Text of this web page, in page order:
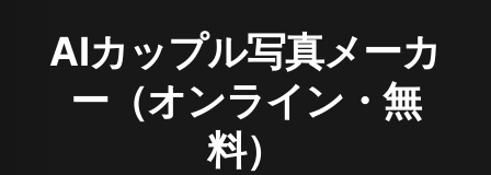
AIカップル写真メーカ
ー（オンライン・無
料）